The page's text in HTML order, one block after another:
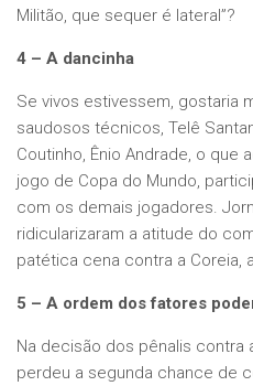
Militão, que sequer é lateral”?
4 – A dancinha
Se vivos estivessem, gostaria
saudosos técnicos, Telê
Coutinho, Ênio Andrade, o que
jogo de Copa do Mundo,
com os demais jogadores.
ridicularizaram a atitude do
patética cena contra a Coreia,
5 – A ordem dos fatores
Na decisão dos pênalis contra
perdeu a segunda chance de